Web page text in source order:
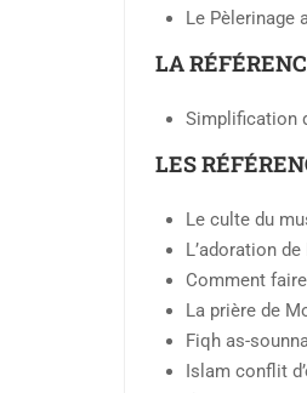
Le Pèlerinage
LA
Simplification
LES
Le culte du
L’adoration
Comment
La prière de
Fiqh as-
Islam conflit